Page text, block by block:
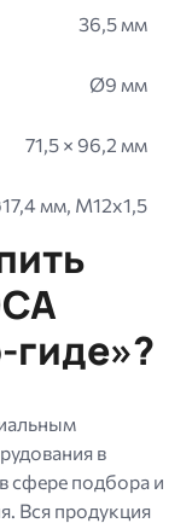
36,5 мм
Ø9 мм
71,5 × 96,2 мм
мм, M12x1,5
гиде»?
в
сфере подбора и
Вся продукция